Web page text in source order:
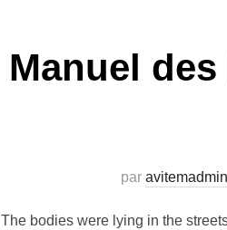
Manuel
par avitemadmin
The bodies were lying in the